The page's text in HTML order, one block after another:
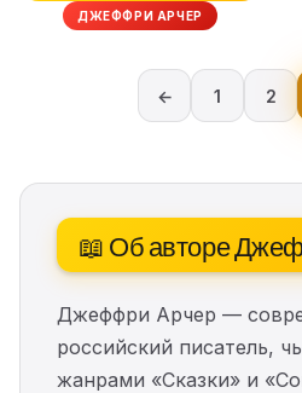
ДЖЕФФРИ АРЧЕР
← 1 2
📖 Об авторе
Джеффри Арчер —
российский писатель,
жанрами «Сказки» и